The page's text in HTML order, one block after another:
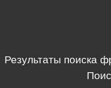
Результаты поиска